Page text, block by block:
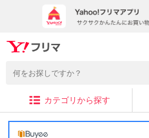
カテゴリから探す